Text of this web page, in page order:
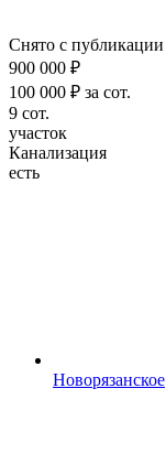
Снято с публикации
900 000 ₽
100 000 ₽ за сот.
9 сот.
участок
Канализация
есть
Новорязанское